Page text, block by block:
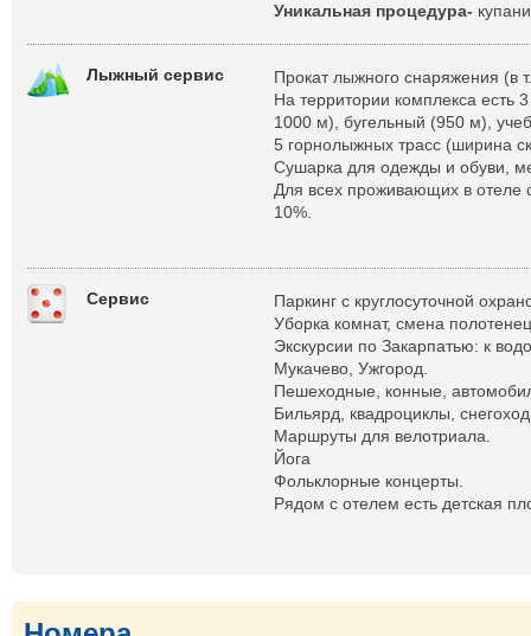
Уникальная процедура-
Лыжный сервис
Прокат лыжного снаряжения (в
На территории комплекса есть
1000 м), бугельный (950 м),
5 горнолыжных трасс (ширина
Cушарка для одежды и обуви,
Для всех проживающих в отеле
10%.
Сервис
Паркинг с круглосуточной
Уборка комнат, смена полотенец
Экскурсии по Закарпатью: к
Мукачево, Ужгород.
Пешеходные, конные,
Бильярд, квадроциклы,
Маршруты для велотриала.
Йога
Фольклорные концерты.
Рядом с отелем есть детская